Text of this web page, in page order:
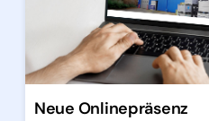
Neue Onlinepräsenz